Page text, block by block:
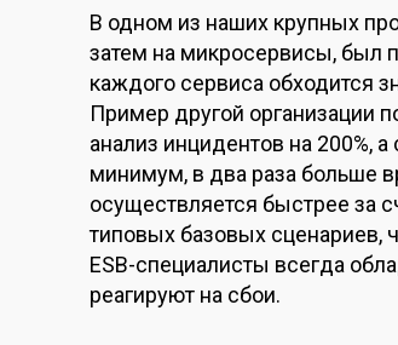
В одном из наших крупных
затем на микросервисы, был
каждого сервиса обходится
Пример другой организации
анализ инцидентов на 200%, а
минимум, в два раза больше
осуществляется быстрее за
типовых базовых сценариев,
ESB-специалисты всегда
реагируют на сбои.